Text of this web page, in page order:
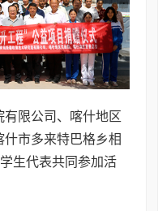
限公司、喀什地区
什市多来特巴格乡相
生代表共同参加活